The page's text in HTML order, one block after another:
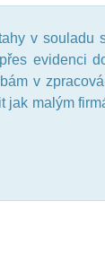
v souladu
evidenci
v
malým